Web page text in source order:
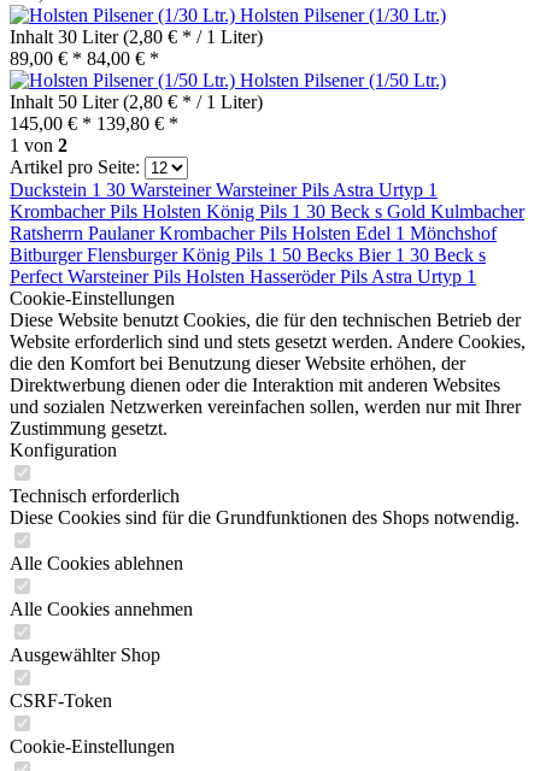
Holsten Pilsener (1/30 Ltr.)
Inhalt 30 Liter(2,80 € * / 1 Liter)
89,00 € * 84,00 € *
Holsten Pilsener (1/50 Ltr.)
Inhalt 50 Liter(2,80 € * / 1 Liter)
145,00 € * 139,80 € *
1 von 2
Artikel pro Seite:
Duckstein 1 30 WarsteinerWarsteiner Pils Astra Urtyp 1
Krombacher Pils Holsten König Pils 1 30 Beck s Gold Kulmbacher
Ratsherrn PaulanerKrombacher Pils Holsten Edel 1 Mönchshof
BitburgerFlensburgerKönig Pils 1 50 Becks Bier 1 30 Beck s
Perfect Warsteiner Pils Holsten Hasseröder Pils Astra Urtyp 1
Cookie-Einstellungen
Diese Website benutzt Cookies, die für den technischen Betrieb der
Website erforderlich sind und stets gesetzt werden. Andere Cookies,
die den Komfort bei Benutzung dieser Website erhöhen, der
Direktwerbung dienen oder die Interaktion mit anderen Websites
und sozialen Netzwerken vereinfachen sollen, werden nur mit Ihrer
Zustimmung gesetzt.
Konfiguration
Technisch erforderlich
Diese Cookies sind für die Grundfunktionen des Shops notwendig.
Alle Cookies ablehnen
Alle Cookies annehmen
Ausgewählter Shop
CSRF-Token
Cookie-Einstellungen